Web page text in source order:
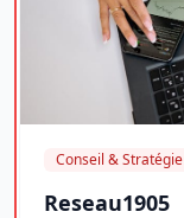
Conseil & Stratégie
Reseau1905